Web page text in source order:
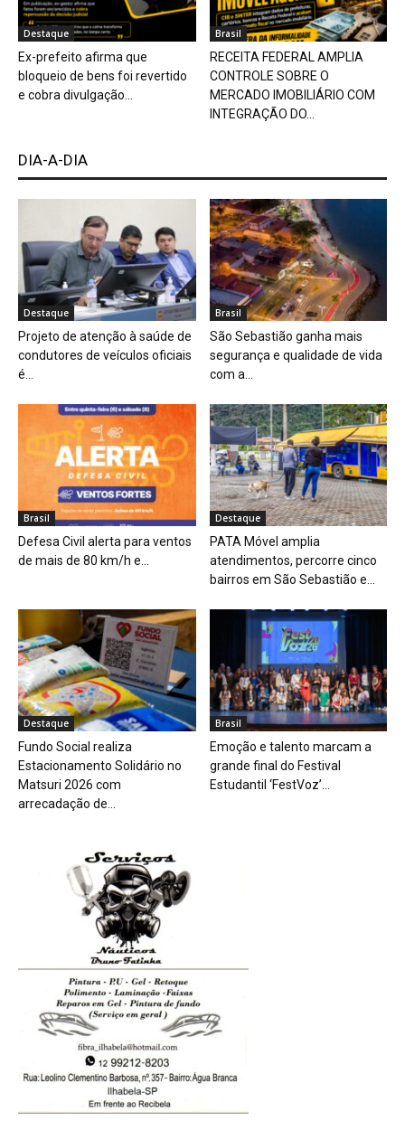
Destaque
Ex-prefeito afirma que
bloqueio de bens foi revertido
e cobra divulgação...
Brasil
RECEITA FEDERAL AMPLIA
CONTROLE SOBRE O
MERCADO IMOBILIÁRIO COM
INTEGRAÇÃO DO...
DIA-A-DIA
Destaque
Projeto de atenção à saúde de
condutores de veículos oficiais
é...
Brasil
São Sebastião ganha mais
segurança e qualidade de vida
com a...
Brasil
Defesa Civil alerta para ventos
de mais de 80 km/h e...
Destaque
PATA Móvel amplia
atendimentos, percorre cinco
bairros em São Sebastião e...
Destaque
Fundo Social realiza
Estacionamento Solidário no
Matsuri 2026 com
arrecadação de...
Brasil
Emoção e talento marcam a
grande final do Festival
Estudantil ‘FestVoz’...